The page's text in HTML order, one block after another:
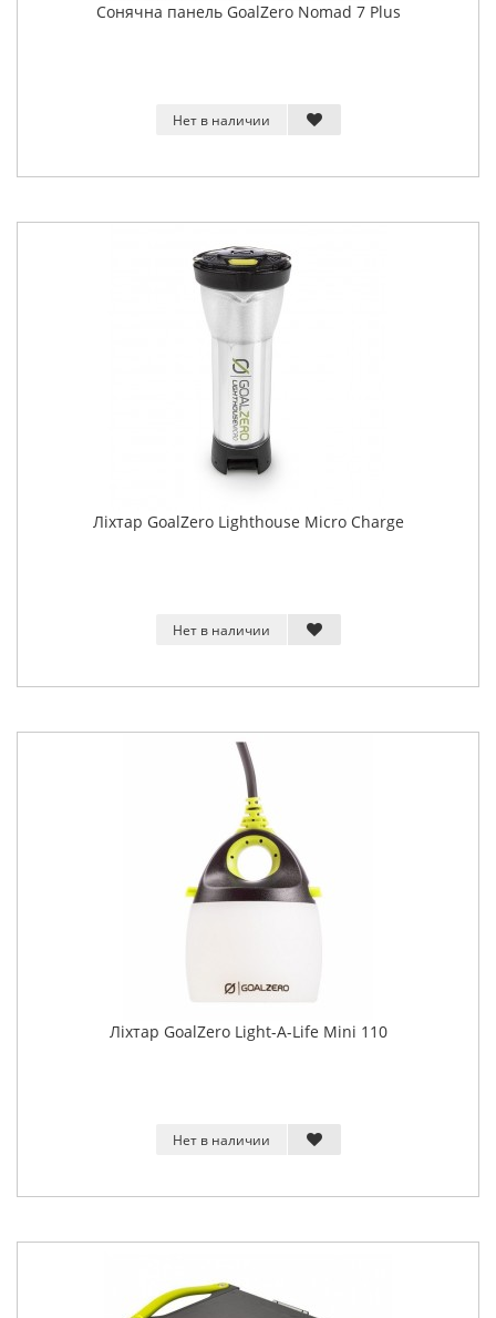
Сонячна панель GoalZero Nomad 7 Plus
Нет в наличии
Ліхтар GoalZero Lighthouse Micro Charge
Нет в наличии
Ліхтар GoalZero Light-A-Life Mini 110
Нет в наличии